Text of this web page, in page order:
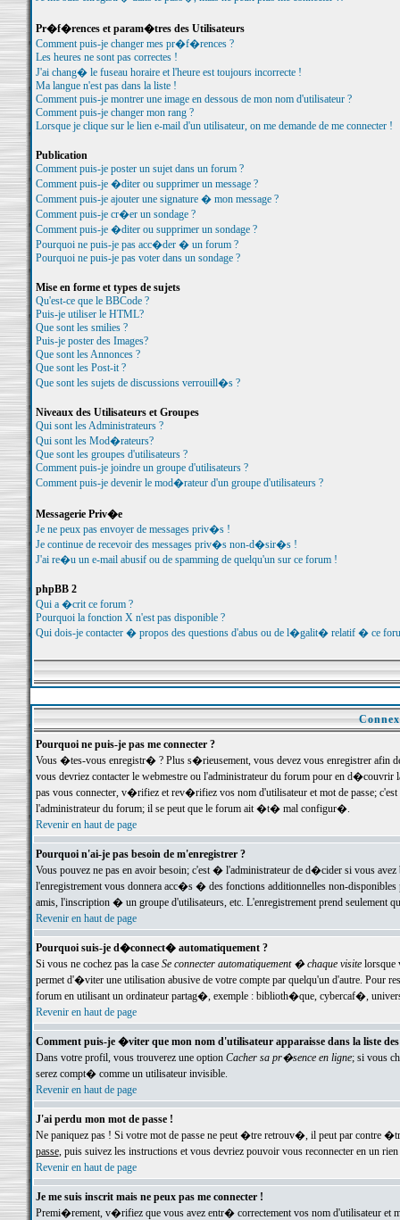
Pr�f�rences et param�tres des Utilisateurs
Comment puis-je changer mes pr�f�rences ?
Les heures ne sont pas correctes !
J'ai chang� le fuseau horaire et l'heure est toujours incorrecte !
Ma langue n'est pas dans la liste !
Comment puis-je montrer une image en dessous de mon nom d'utilisateur ?
Comment puis-je changer mon rang ?
Lorsque je clique sur le lien e-mail d'un utilisateur, on me demande de me connecter !
Publication
Comment puis-je poster un sujet dans un forum ?
Comment puis-je �diter ou supprimer un message ?
Comment puis-je ajouter une signature � mon message ?
Comment puis-je cr�er un sondage ?
Comment puis-je �diter ou supprimer un sondage ?
Pourquoi ne puis-je pas acc�der � un forum ?
Pourquoi ne puis-je pas voter dans un sondage ?
Mise en forme et types de sujets
Qu'est-ce que le BBCode ?
Puis-je utiliser le HTML?
Que sont les smilies ?
Puis-je poster des Images?
Que sont les Annonces ?
Que sont les Post-it ?
Que sont les sujets de discussions verrouill�s ?
Niveaux des Utilisateurs et Groupes
Qui sont les Administrateurs ?
Qui sont les Mod�rateurs?
Que sont les groupes d'utilisateurs ?
Comment puis-je joindre un groupe d'utilisateurs ?
Comment puis-je devenir le mod�rateur d'un groupe d'utilisateurs ?
Messagerie Priv�e
Je ne peux pas envoyer de messages priv�s !
Je continue de recevoir des messages priv�s non-d�sir�s !
J'ai re�u un e-mail abusif ou de spamming de quelqu'un sur ce forum !
phpBB 2
Qui a �crit ce forum ?
Pourquoi la fonction X n'est pas disponible ?
Qui dois-je contacter � propos des questions d'abus ou de l�galit� relatif � ce
Pourquoi ne puis-je pas me connecter ?
Vous �tes-vous enregistr� ? Plus s�rieusement, vous devez vous enregistrer
vous devriez contacter le webmestre ou l'administrateur du forum pour en
pas vous connecter, v�rifiez et rev�rifiez vos nom d'utilisateur et mot de passe;
l'administrateur du forum; il se peut que le forum ait �t� mal configur�.
Revenir en haut de page
Pourquoi n'ai-je pas besoin de m'enregistrer ?
Vous pouvez ne pas en avoir besoin; c'est � l'administrateur de d�cider si vous
l'enregistrement vous donnera acc�s � des fonctions additionnelles non-
amis, l'inscription � un groupe d'utilisateurs, etc. L'enregistrement prend seulement
Revenir en haut de page
Pourquoi suis-je d�connect� automatiquement ?
Si vous ne cochez pas la case Se connecter automatiquement � chaque visitelorsque
permet d'�viter une utilisation abusive de votre compte par quelqu'un d'autre. Pour
forum en utilisant un ordinateur partag�, exemple : biblioth�que, cybercaf�,
Revenir en haut de page
Comment puis-je �viter que mon nom d'utilisateur apparaisse dans la liste
Dans votre profil, vous trouverez une option Cacher sa pr�sence en ligne; si vous
serez compt� comme un utilisateur invisible.
Revenir en haut de page
J'ai perdu mon mot de passe !
Ne paniquez pas ! Si votre mot de passe ne peut �tre retrouv�, il peut par contre
passe, puis suivez les instructions et vous devriez pouvoir vous reconnecter en un rien
Revenir en haut de page
Je me suis inscrit mais ne peux pas me connecter !
Premi�rement, v�rifiez que vous avez entr� correctement vos nom d'utilisateur